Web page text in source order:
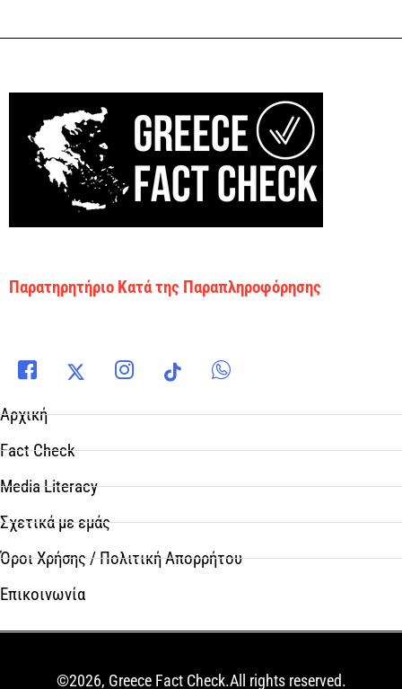
Παρατηρητήριο Κατά της Παραπληροφόρησης
Αρχική
Fact Check
Media Literacy
Σχετικά με εμάς
Όροι Χρήσης / Πολιτική Απορρήτου
Επικοινωνία
©2026, Greece Fact Check.All rights reserved.